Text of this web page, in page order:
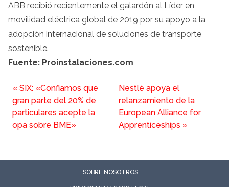
ABB recibió recientemente el galardón al Líder en
movilidad eléctrica global de 2019 por su apoyo a la
adopción internacional de soluciones de transporte
sostenible.
Fuente: Proinstalaciones.com
« SIX: «Confiamos que
gran parte del 20% de
particulares acepte la
opa sobre BME»
Nestlé apoya el
relanzamiento de la
European Alliance for
Apprenticeships »
SOBRE NOSOTROS